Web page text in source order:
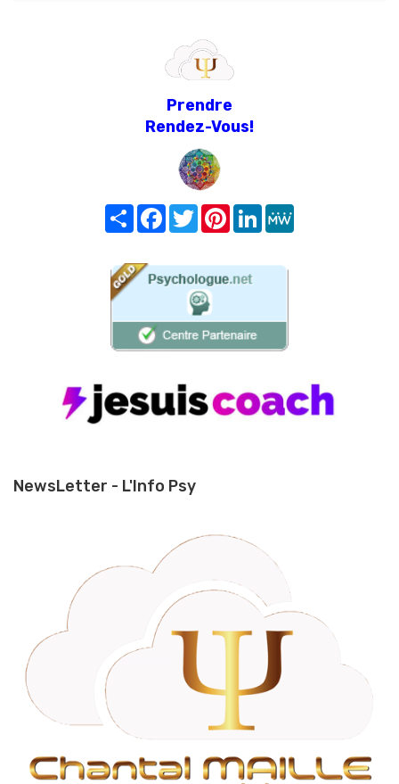
Prendre
Rendez-Vous!
Share FacebookTwitterPinterest
LinkedIn
NewsLetter - L'Info Psy